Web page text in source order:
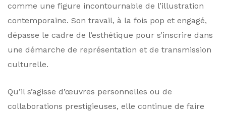
comme une figure incontournable de l’illustration
contemporaine. Son travail, à la fois pop et engagé,
dépasse le cadre de l’esthétique pour s’inscrire dans
une démarche de représentation et de transmission
culturelle.
Qu’il s’agisse d’œuvres personnelles ou de
collaborations prestigieuses, elle continue de faire